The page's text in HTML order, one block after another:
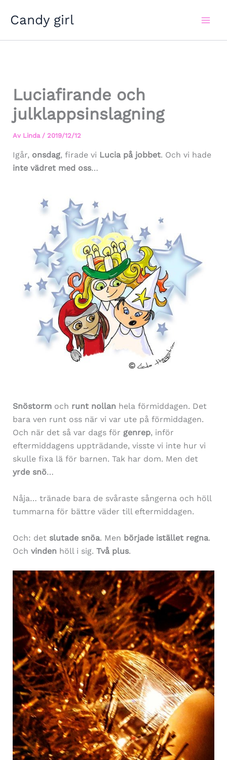
Candy girl
Luciafirande och
julklappsinslagning
Av Linda / 2019/12/12
Igår, onsdag, firade vi Lucia på jobbet. Och vi hade
inte vädret med oss…
Snöstormoch runt nollan hela förmiddagen. Det
bara ven runt oss när vi var ute på förmiddagen.
Och när det så var dags för genrep, inför
eftermiddagens uppträdande, visste vi inte hur vi
skulle fixa lä för barnen. Tak har dom. Men det
yrde snö…
Nåja… tränade bara de svåraste sångerna och höll
tummarna för bättre väder till eftermiddagen.
Och: det slutade snöa. Men började istället regna.
Och vinden höll i sig. Två plus.